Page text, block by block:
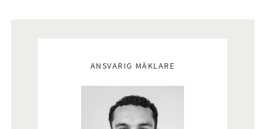
ANSVARIG MÄKLARE